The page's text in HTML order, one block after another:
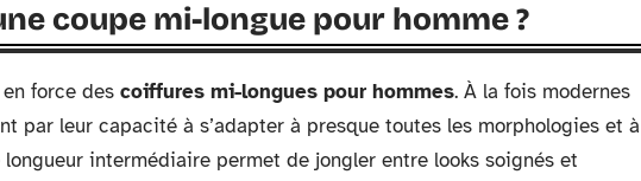
coupe mi-longue pour homme ?
force des coiffures mi-longues pour hommes. À la fois modernes
par leur capacité à s’adapter à presque toutes les morphologies et à
intermédiaire permet de jongler entre looks soignés et